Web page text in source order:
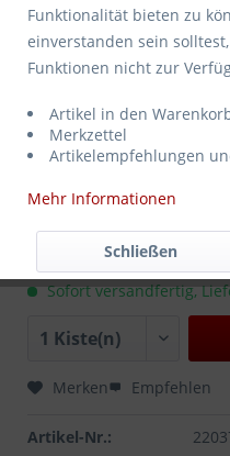
9,99 € *
8.4 Liter (1,19 € * / 1 Liter)
Sofort versandfertig,
Merken Empfehlen
Artikel-Nr.:
Funktionalität bieten zu
einverstanden sein
Funktionen nicht zur
Artikel in den
Merkzettel
Artikelempfehlungen
Mehr Informationen
Schließen